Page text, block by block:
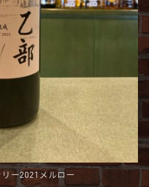
ー2021メルロー